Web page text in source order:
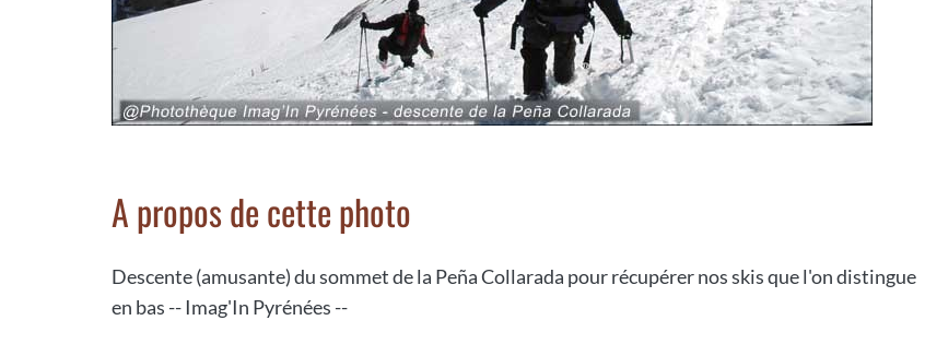
A propos de cette photo
Descente (amusante) du sommet de la Peña Collarada pour récupérer nos skis que l'on distingue
en bas -- Imag'In Pyrénées --